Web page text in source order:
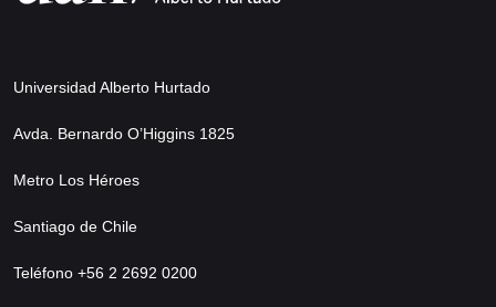
Universidad Alberto Hurtado
Avda. Bernardo O’Higgins 1825
Metro Los Héroes
Santiago de Chile
Teléfono +56 2 2692 0200